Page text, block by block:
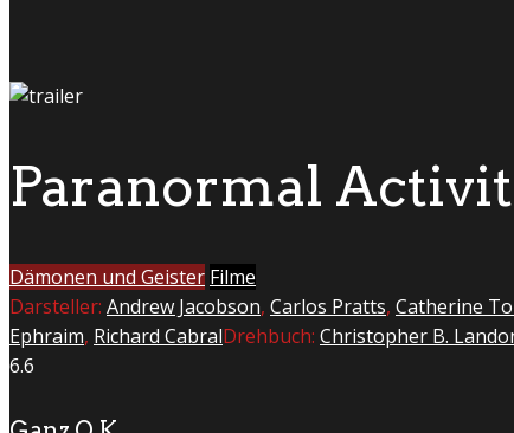
Paranormal
Dämonen und Geister Filme
Darsteller: Andrew Jacobson, Carlos Pratts, Catherine
Ephraim, Richard CabralDrehbuch: Christopher B.
6.6